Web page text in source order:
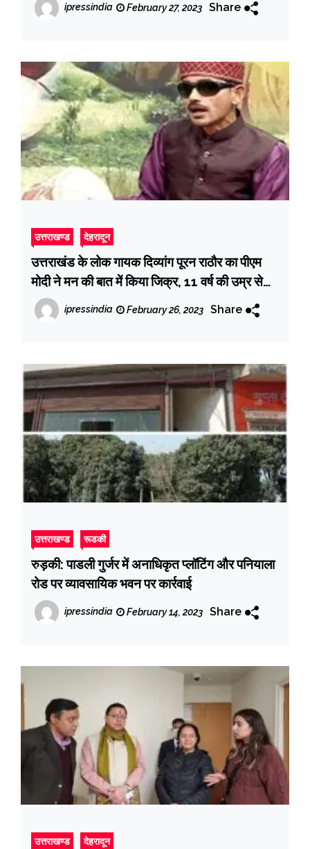
ipressindia February 27, 2023 Share
उत्तराखण्ड देहरादून
उत्तराखंड के लोक गायक दिव्यांग पूरन राठौर का पीएम
मोदी ने मन की बात में किया जिक्र, 11 वर्ष की उम्र से
गीत गाने लगे थे राठौर
ipressindia February 26, 2023 Share
उत्तराखण्ड रूडकी
रुड़की: पाडली गुर्जर में अनाधिकृत प्लॉटिंग और पनियाला
रोड पर व्यावसायिक भवन पर कार्रवाई
ipressindia February 14, 2023 Share
उत्तराखण्ड देहरादून